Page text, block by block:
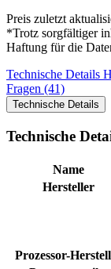
Preis zuletzt
*Trotz sorgfältiger
Haftung für die
Technische Details
Fragen (41)
Technische Details
Technische
Name
Hersteller
Prozessor-